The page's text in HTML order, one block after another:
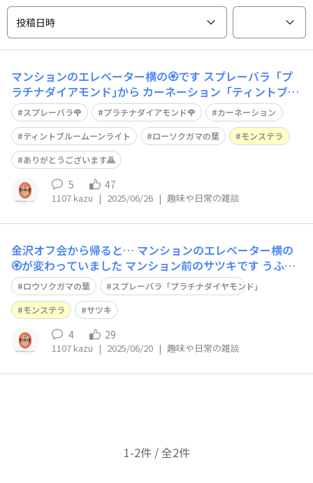
投稿日時
マンションのエレベーター横の🏵️です スプレーバラ「プ
ラチナダイアモンド｣から カーネーション「ティントブル
ームーンライト｣へ 毎日見送って👋💟👍️くれます ありがと
う❤️ うふふ✨ヤー✨🍻🎶🍀
スプレーバラ🌹 プラチナダイアモンド🌹
カーネーション
ティントブルームーンライト
ローソクガマの葉
モンステラ
ありがとうございます🙇
5 47
1107 kazu | 2025/06/26 | 趣味や日常の雑談
金沢オフ会から帰ると… マンションのエレベーター横の
🏵️が変わっていました マンション前のサツキです うふふ
✨ヤー✨🍻🎶🍀
ロウソクガマの葉
スプレーバラ「プラチナダイヤモンド｣
モンステラ
サツキ
4 29
1107 kazu | 2025/06/20 | 趣味や日常の雑談
1-2件 / 全2件